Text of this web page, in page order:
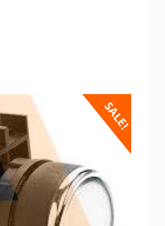
SALE!